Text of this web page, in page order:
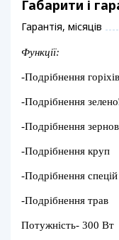
Габарити і
Гарантія, місяців
Функції:
-Подрібнення горіхів
-Подрібнення
-Подрібнення
-Подрібнення круп
-Подрібнення спецій
-Подрібнення трав
Потужність- 300 Вт